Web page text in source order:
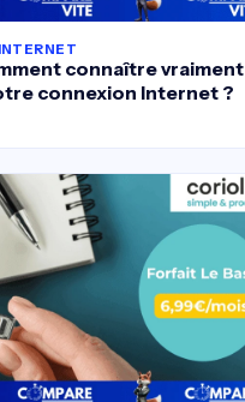
connaître vraiment
connexion Internet ?